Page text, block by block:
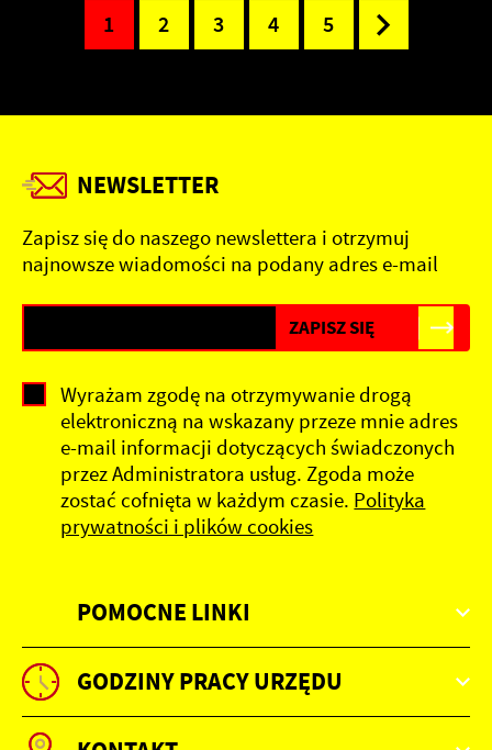
1 2 3 4 5
POMOCNE LINKI
NEWSLETTER
Zapisz się do naszego newslettera i otrzymuj
najnowsze wiadomości na podany adres e-mail
Wyrażam zgodę na otrzymywanie drogą
elektroniczną na wskazany przeze mnie adres
e-mail informacji dotyczących świadczonych
przez Administratora usług. Zgoda może
zostać cofnięta w każdym czasie. Polityka
prywatności i plików cookies
GODZINY PRACY URZĘDU